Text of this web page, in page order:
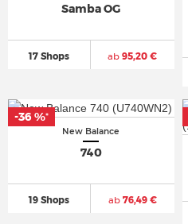
Samba OG
17 Shops ab 95,20 €
New Balance
740
19 Shops ab76,49 €
-36 %*